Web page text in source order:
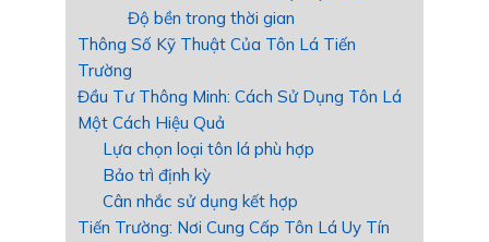
Độ bền trong thời gian
Thông Số Kỹ Thuật Của Tôn Lá Tiến
Trường
Đầu Tư Thông Minh: Cách Sử Dụng Tôn Lá
Một Cách Hiệu Quả
Lựa chọn loại tôn lá phù hợp
Bảo trì định kỳ
Cân nhắc sử dụng kết hợp
Tiến Trường: Nơi Cung Cấp Tôn Lá Uy Tín